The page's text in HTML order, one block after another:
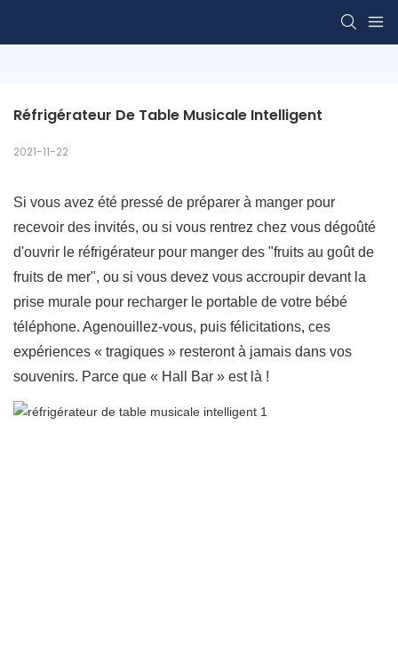
Réfrigérateur De Table Musicale Intelligent
2021-11-22
Si vous avez été pressé de préparer à manger pour
recevoir des invités, ou si vous rentrez chez vous dégoûté
d'ouvrir le réfrigérateur pour manger des "fruits au goût de
fruits de mer", ou si vous devez vous accroupir devant la
prise murale pour recharger le portable de votre bébé
téléphone. Agenouillez-vous, puis félicitations, ces
expériences « tragiques » resteront à jamais dans vos
souvenirs. Parce que « Hall Bar » est là !